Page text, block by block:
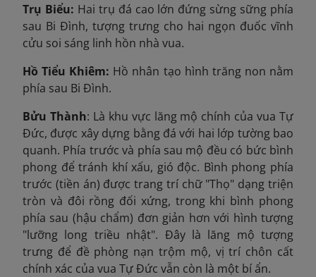
Trụ Biểu: Hai trụ đá cao lớn đứng sừng sững phía
sau Bi Đình, tượng trưng cho hai ngọn đuốc vĩnh
cửu soi sáng linh hồn nhà vua.
Hồ Tiểu Khiêm: Hồ nhân tạo hình trăng non nằm
phía sau Bi Đình.
Bửu Thành: Là khu vực lăng mộ chính của vua Tự
Đức, được xây dựng bằng đá với hai lớp tường bao
quanh. Phía trước và phía sau mộ đều có bức bình
phong để tránh khí xấu, gió độc. Bình phong phía
trước (tiền án) được trang trí chữ "Thọ" dạng triện
tròn và đôi rồng đối xứng, trong khi bình phong
phía sau (hậu chẩm) đơn giản hơn với hình tượng
"lưỡng long triều nhật". Đây là lăng mộ tượng
trưng để đề phòng nạn trộm mộ, vị trí chôn cất
chính xác của vua Tự Đức vẫn còn là một bí ẩn.